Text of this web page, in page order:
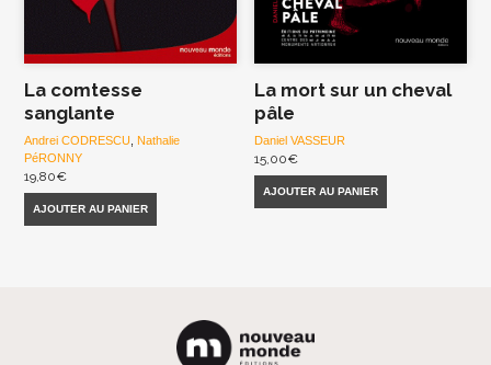
La comtesse
sanglante
Andrei CODRESCU ,Nathalie
PéRONNY
19,80€
AJOUTER AU PANIER
La mort sur un cheval
pâle
Daniel VASSEUR
15,00€
AJOUTER AU PANIER